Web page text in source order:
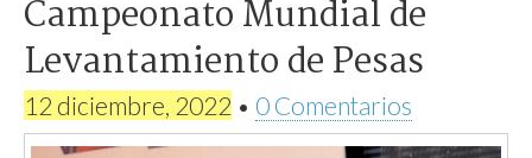
Campeonato Mundial de
Levantamiento de Pesas
12 diciembre, 2022 • 0 Comentarios